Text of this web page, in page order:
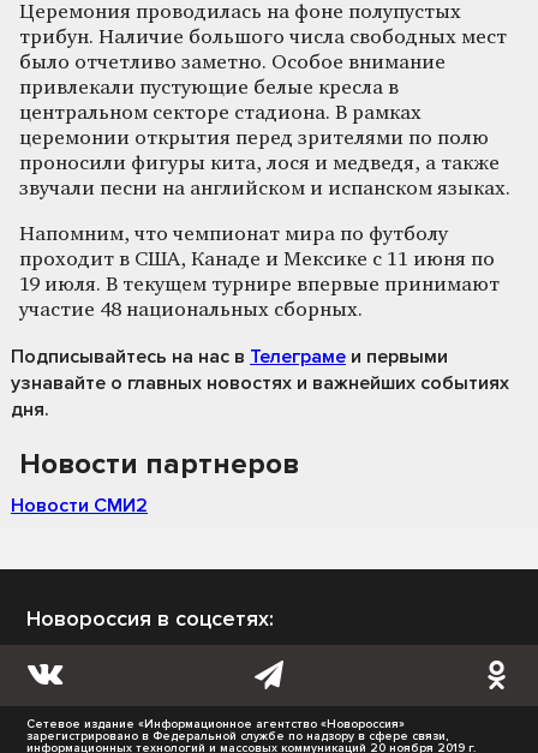
Церемония проводилась на фоне полупустых
трибун. Наличие большого числа свободных мест
было отчетливо заметно. Особое внимание
привлекали пустующие белые кресла в
центральном секторе стадиона. В рамках
церемонии открытия перед зрителями по полю
проносили фигуры кита, лося и медведя, а также
звучали песни на английском и испанском языках.
Напомним, что чемпионат мира по футболу
проходит в США, Канаде и Мексике с 11 июня по
19 июля. В текущем турнире впервые принимают
участие 48 национальных сборных.
Подписывайтесь на нас в Телеграме и первыми
узнавайте о главных новостях и важнейших событиях
дня.
Новости партнеров
Новости СМИ2
Новороссия в соцсетях:
Сетевое издание «Информационное агентство «Новороссия»
зарегистрировано в Федеральной службе по надзору в сфере связи,
информационных технологий и массовых коммуникаций 20 ноября 2019 г.